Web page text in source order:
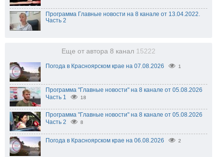
Программа Главные новости на 8 канале от 13.04.2022.
Часть 2
Еще от автора 8 канал 15222
Погода в Красноярском крае на 07.08.2026 1
Программа "Главные новости" на 8 канале от 05.08.2026
Часть 1
18
Программа "Главные новости" на 8 канале от 05.08.2026
Часть 2
8
Погода в Красноярском крае на 06.08.2026 2